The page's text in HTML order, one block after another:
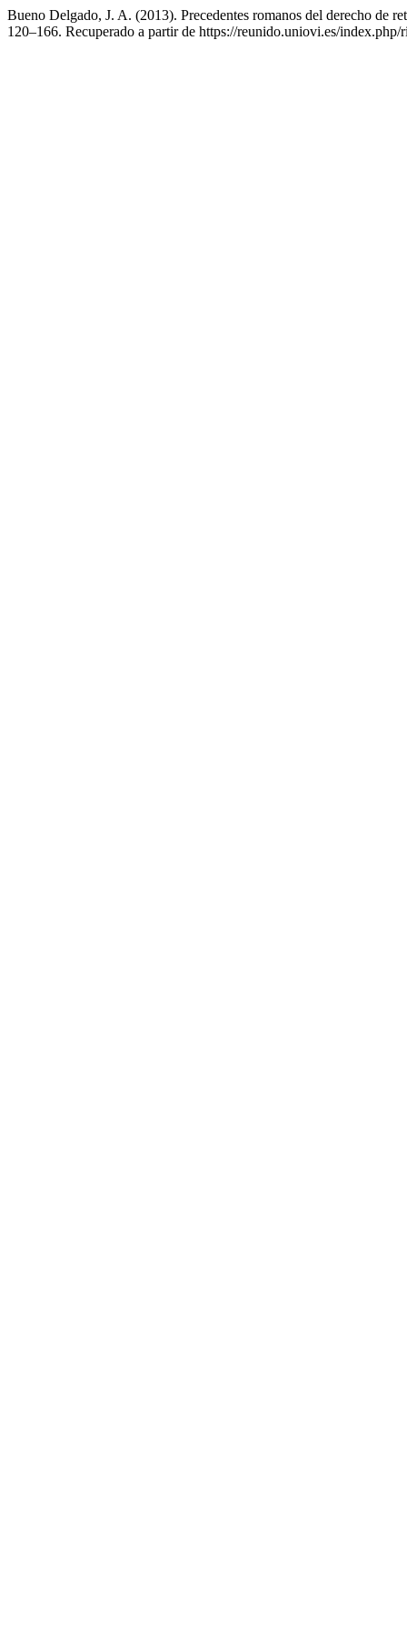
Bueno Delgado, J. A. (2013). Precedentes romanos del derecho de
120–166. Recuperado a partir de https://reunido.uniovi.es/